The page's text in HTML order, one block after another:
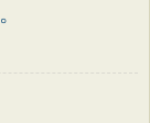
节
子
修
蒙